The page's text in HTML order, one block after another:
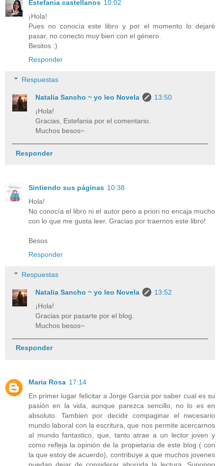
Estefania castellanos 10:02
¡Hola!
Pues no conocía este libro y por el momento lo dejaré
pasar, no conecto muy bien con el género.
Besitos :)
Responder
Respuestas
Natalia Sancho ~ yo leo Novela
13:50
¡Hola!
Gracias, Estefania por el comentario.
Muchos besos~
Responder
Sintiendo sus páginas 10:38
Hola!
No conocía el libro ni el autor pero a priori no encaja mucho
con lo que me gusta leer. Gracias por traernos este libro!
Besos
Responder
Respuestas
Natalia Sancho ~ yo leo Novela
13:52
¡Hola!
Gracias por pasarte por el blog.
Muchos besos~
Responder
Maria Rosa 17:14
En primer lugar felicitar a Jorge Garcia por saber cual es su
pasión en la vida, aunque parezca sencillo, no lo es en
absoluto. Tambien por decidir compaginar el nwcesario
mundo laboral con la escritura, que nos permite acercarnos
al mundo fantastico, que, tanto atrae a un lector joven y
como refleja la opinión de la propietaria de este blog ( con
la que estoy de acuerdo), contribuye a que muchos jovenes